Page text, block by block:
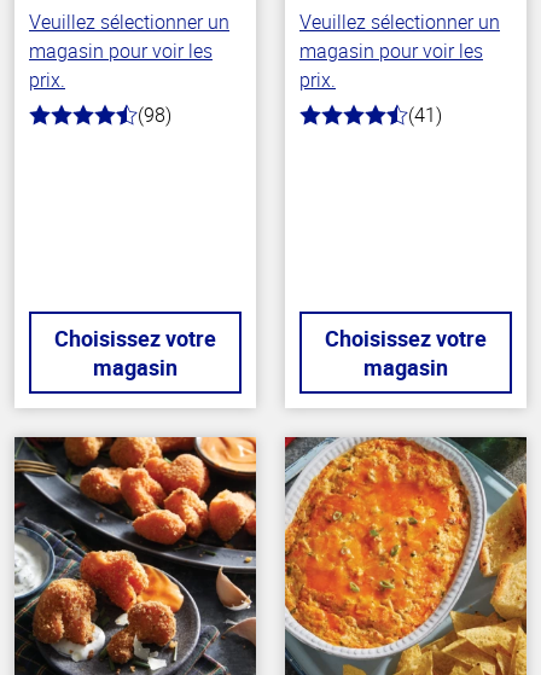
Veuillez sélectionner un
magasin pour voir les
prix.
4.3
(98)
Choisissez votre
magasin
Veuillez sélectionner un
magasin pour voir les
prix.
4.5
(41)
Choisissez votre
magasin